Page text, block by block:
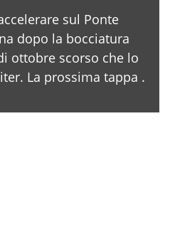
sul Ponte
dopo la bocciatura
ottobre scorso che lo
La prossima tappa .